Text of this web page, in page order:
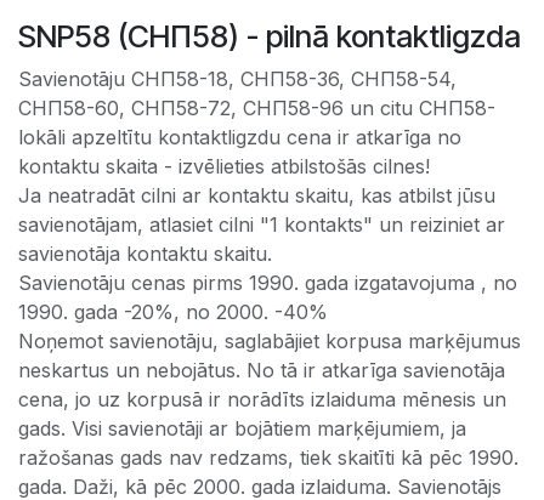
SNP58 (СНП58) - pilnā kontaktligzda
Savienotāju СНП58-18, СНП58-36, СНП58-54,
СНП58-60, СНП58-72, СНП58-96 un citu СНП58-
lokāli apzeltītu kontaktligzdu cena ir atkarīga no
kontaktu skaita - izvēlieties atbilstošās cilnes!
Ja neatradāt cilni ar kontaktu skaitu, kas atbilst jūsu
savienotājam, atlasiet cilni "1 kontakts" un reiziniet ar
savienotāja kontaktu skaitu.
Savienotāju cenas pirms 1990. gada izgatavojuma , no
1990. gada -20%, no 2000. -40%
Noņemot savienotāju, saglabājiet korpusa marķējumus
neskartus un nebojātus. No tā ir atkarīga savienotāja
cena, jo uz korpusā ir norādīts izlaiduma mēnesis un
gads. Visi savienotāji ar bojātiem marķējumiem, ja
ražošanas gads nav redzams, tiek skaitīti kā pēc 1990.
gada. Daži, kā pēc 2000. gada izlaiduma. Savienotājs